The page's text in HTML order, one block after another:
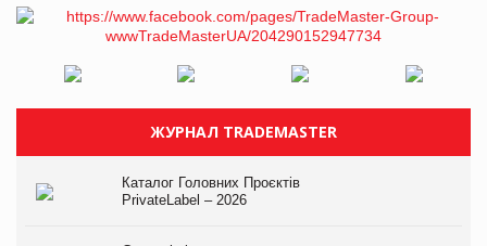
ЖУРНАЛ TRADEMASTER
Каталог Головних Проєктів
PrivateLabel – 2026